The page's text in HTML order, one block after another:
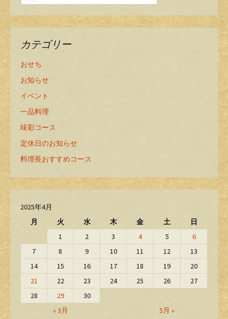
カテゴリー
おせち
お知らせ
イベント
一品料理
味彩コース
定休日のお知らせ
料理長おすすめコース
2025年4月
月
火 水 木 金 土 日
« 3月 5月 »
1 2 3 4 5
6
7
8 9 10 11 12
13
14
15 16 17 18 19
20
21
22 23 24 25 26
27
28
29 30